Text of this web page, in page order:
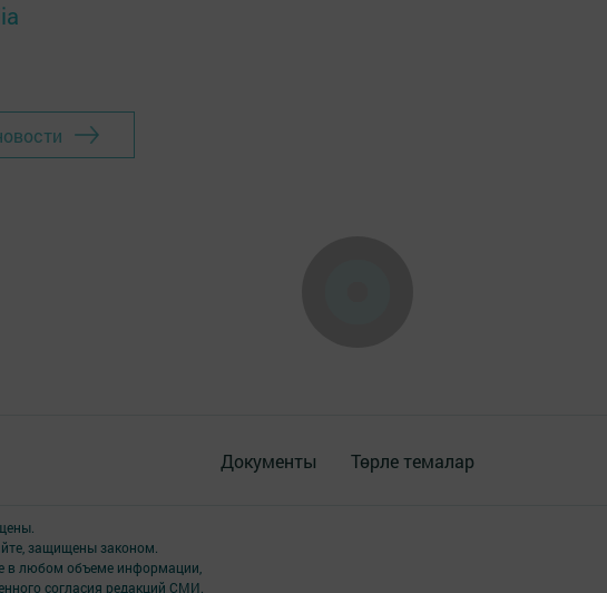
Документы Төрле темалар
защищены законом.
в любом объеме информации,
согласия редакций СМИ.